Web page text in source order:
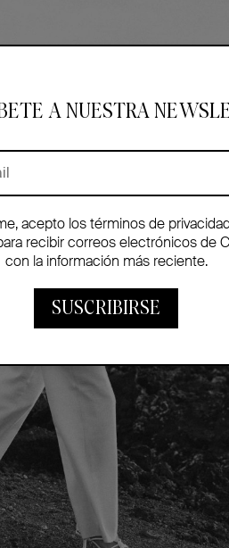
A NUESTRA
acepto los términos de
recibir correos electrónicos de
con la información más reciente.
SUSCRIBIRSE